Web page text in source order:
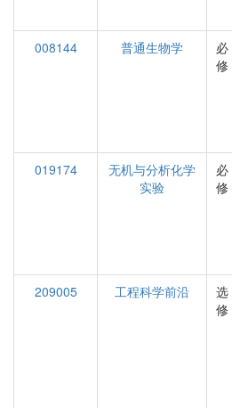
008144
普通生物学
必
修
019174
无机与分析化学
实验
必
修
209005
工程科学前沿
选
修